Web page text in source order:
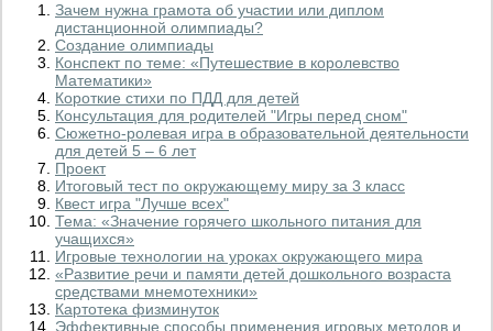
Зачем нужна грамота об участии или диплом
дистанционной олимпиады?
Создание олимпиады
Конспект по теме: «Путешествие в королевство
Математики»
Короткие стихи по ПДД для детей
Консультация для родителей "Игры перед сном"
Сюжетно-ролевая игра в образовательной деятельности
для детей 5 – 6 лет
Проект
Итоговый тест по окружающему миру за 3 класс
Квест игра "Лучше всех"
Тема: «Значение горячего школьного питания для
учащихся»
Игровые технологии на уроках окружающего мира
«Развитие речи и памяти детей дошкольного возраста
средствами мнемотехники»
Картотека физминуток
Эффективные способы применения игровых методов и